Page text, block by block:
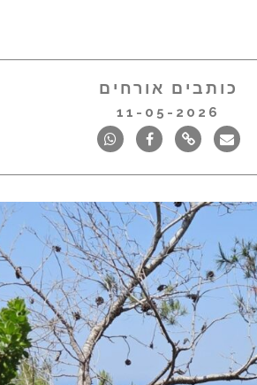
כותבים אורחים
11-05-2026